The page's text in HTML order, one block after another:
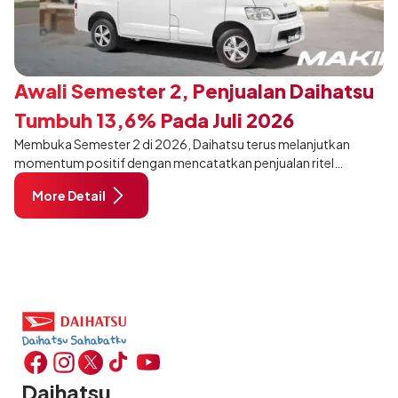
Awali Semester 2, Penjualan Daihatsu
Tumbuh 13,6% Pada Juli 2026
Membuka Semester 2 di 2026, Daihatsu terus melanjutkan
momentum positif dengan mencatatkan penjualan ritel
sebanyak 12.750 unit pada Juli 2026. Capaian tersebut tumbuh
13,6% dibandingkan periode yang sama tahun lalu sebanyak
11.220 unit, dan tetap stabil dibandingkan bulan Juni 2026 lalu.
More Detail
Daihatsu